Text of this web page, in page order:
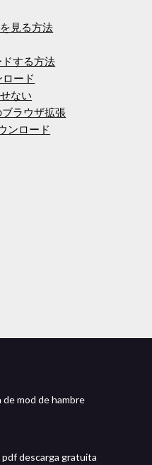
見る方法
する方法
ード
ない
ラウザ拡張
ンロード
de mod de hambre
descarga gratuita